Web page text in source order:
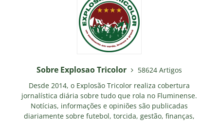
Sobre Explosao Tricolor
58624 Artigos
Desde 2014, o Explosão Tricolor realiza cobertura
jornalística diária sobre tudo que rola no Fluminense.
Notícias, informações e opiniões são publicadas
diariamente sobre futebol, torcida, gestão, finanças,